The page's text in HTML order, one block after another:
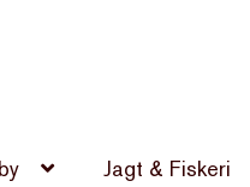
Jagt & Fiskeri